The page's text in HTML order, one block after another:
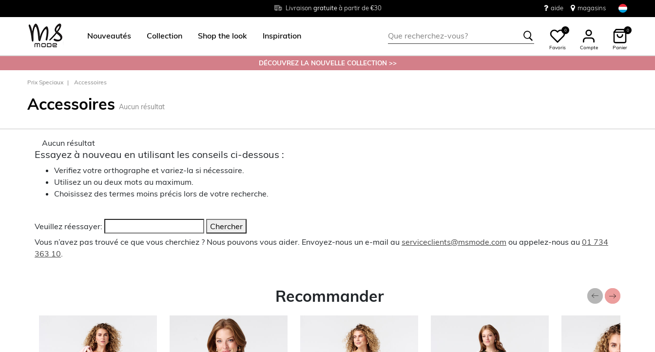
Livraison gratuiteà partir de €30
Tailles du38 au 54
Retourgratuit en magasin aide magasins
Nouveautés Collection Shop the look Inspiration
0
Favoris Compte
0
Panier
DÉCOUVREZ LA NOUVELLE COLLECTION >>
Prix Speciaux Accessoires
Accessoires Aucun résultat
Aucun résultat
Essayez à nouveau en utilisant les conseils ci-dessous :
Verifiez votre orthographe et variez-la si nécessaire.
Utilisez un ou deux mots au maximum.
Choisissez des termes moins précis lors de votre recherche.
Veuillez réessayer:
Chercher
Vous n’avez pas trouvé ce que vous cherchiez ? Nous pouvons vous aider. Envoyez-nous un e-mail au serviceclients@msmode.com ou appelez-nous au 01 734
363 10
Recommander